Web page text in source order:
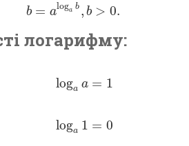
b = aloga b , b > 0.
b =alog ab ,b >0.
логарифму:
loga a = 1
log aa =1
loga 1 = 0
log a1 =0